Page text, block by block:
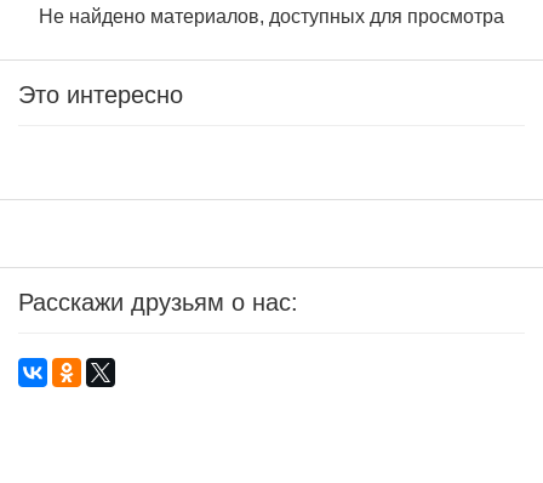
Не найдено материалов, доступных для просмотра
Это интересно
Расскажи друзьям о нас: